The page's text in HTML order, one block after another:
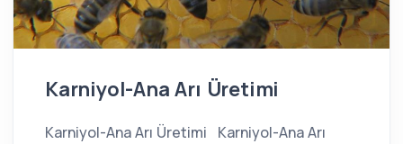
Karniyol-Ana Arı Üretimi
Karniyol-Ana Arı Üretimi Karniyol-Ana Arı